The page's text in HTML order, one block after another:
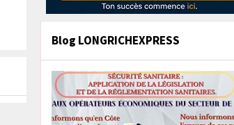
Blog LONGRICHEXPRESS